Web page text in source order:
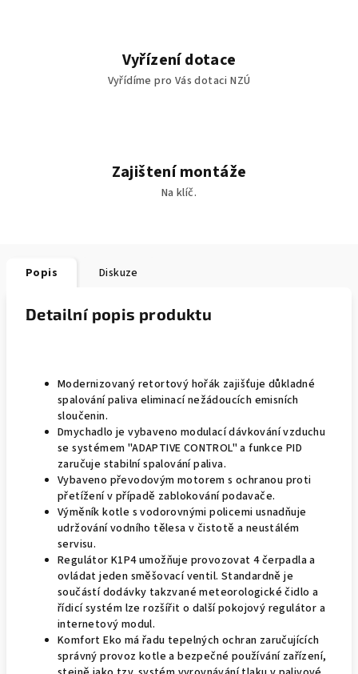
Vyřízení dotace
Vyřídíme pro Vás dotaci NZÚ
Zajištení montáže
Na klíč.
Popis Diskuze
Detailní popis produktu
Modernizovaný retortový hořák zajišťuje důkladné
spalování paliva eliminací nežádoucích emisních
sloučenin.
Dmychadlo je vybaveno modulací dávkování vzduchu
se systémem "ADAPTIVE CONTROL" a funkce PID
zaručuje stabilní spalování paliva.
Vybaveno převodovým motorem s ochranou proti
přetížení v případě zablokování podavače.
Výměník kotle s vodorovnými policemi usnadňuje
udržování vodního tělesa v čistotě a neustálém
servisu.
Regulátor K1P4 umožňuje provozovat 4 čerpadla a
ovládat jeden směšovací ventil. Standardně je
součástí dodávky takzvané meteorologické čidlo a
řídicí systém lze rozšířit o další pokojový regulátor a
internetový modul.
Komfort Eko má řadu tepelných ochran zaručujících
správný provoz kotle a bezpečné používání zařízení,